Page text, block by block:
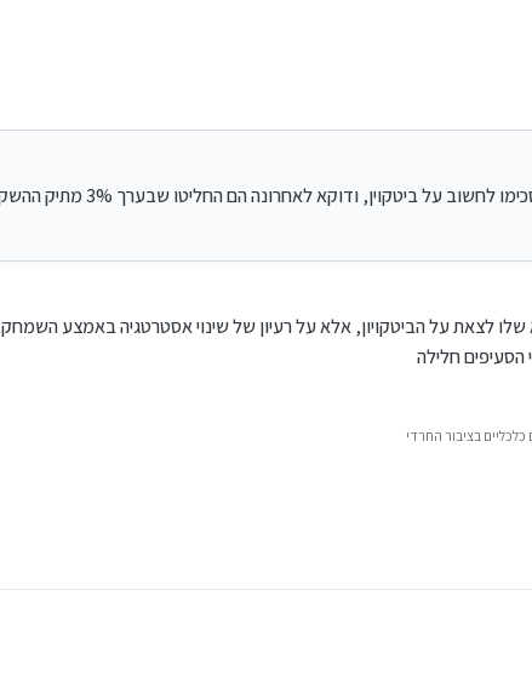
אבל כבר יצא לי לראות כאלו שבהתחלה לא הסכימו
לצאת על הביטקויון, אלא על רעיון של שינוי אסטרטגיה באמצע
הסעיפים חלילה
בציבור החרדי